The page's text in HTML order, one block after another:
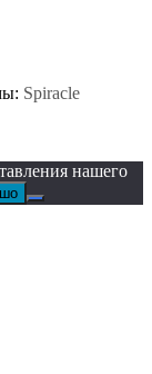
Spiracle
нашего